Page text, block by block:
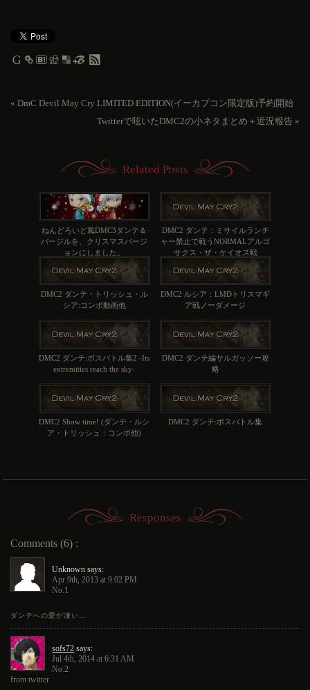
«DmC Devil May Cry LIMITED EDITION(イーカプコン限定版)予約開始
Twitterで呟いたDMC2の小ネタまとめ＋近況報告»
Related Posts
ねんどろいど風DMC3ダンテ＆
バージルを、クリスマスバージ
ョンにしました。
DMC2 ダンテ：ミサイルランチ
ャー禁止で戦うNORMALアルゴ
サクス・ザ・ケイオス戦
DMC2 ダンテ・トリッシュ・ル
シア:コンボ動画他
DMC2 ルシア：LMDトリスマギ
ア戦ノーダメージ
DMC2 ダンテ:ボスバトル集2 -Its
extremities reach the sky-
DMC2 ダンテ編サルガッソー攻
略
DMC2 Show time! (ダンテ・ルシ
ア・トリッシュ：コンボ他)
DMC2 ダンテ:ボスバトル集
Responses
Comments (6) :
Unknown says:
Apr 9th, 2013 at 9:02 PM
No.1
ダンテへの愛が凄い…
sofs72 says:
Jul 4th, 2014 at 6:31 AM
No.2
from twitter